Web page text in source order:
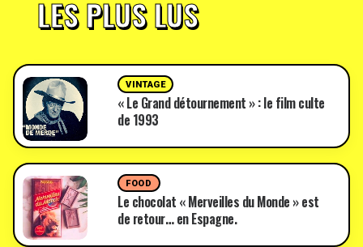
LES PLUS LUS
VINTAGE
« Le Grand détournement » : le film culte
de 1993
FOOD
Le chocolat « Merveilles du Monde » est
de retour… en Espagne.